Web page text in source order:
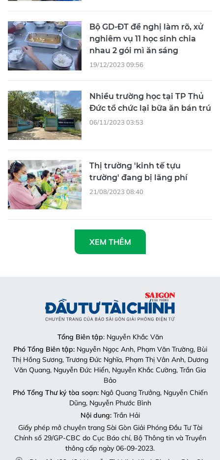
Bộ GD-ĐT đề nghị làm rõ, xử
nghiêm vụ 11 học sinh chia
nhau 2 gói mì ăn sáng
19/12/2023 09:56
Nhiều trường học tại TP Thủ
Đức tổ chức lại bữa ăn bán trú
06/11/2023 03:53
Thị trường 'kinh tế tựu
trường' đang bị lãng phí
21/08/2023 08:40
XEM THÊM
Tổng Biên tập: Nguyễn Khắc Văn
Phó Tổng Biên tập:Nguyễn Ngọc Anh, Phạm Văn Trường, Bùi
Thị Hồng Sương, Trương Đức Nghĩa, Phạm Thị Vân Anh, Dương
Văn Quang, Nguyễn Đức Hiển, Nguyễn Khắc Cường, Trần Gia
Bảo
Phó Tổng Thư ký tòa soạn:Ngô Quang Trưởng, Nguyễn Chiến
Dũng, Nguyễn Phước Bình
Nội dung:Trần Hải
Giấy phép mở chuyên trang Sài Gòn Giải Phóng Đầu Tư Tài
Chính số 29/GP-CBC do Cục Báo chí, Bộ Thông tin và Truyền
thông cấp ngày 06-09-2023.